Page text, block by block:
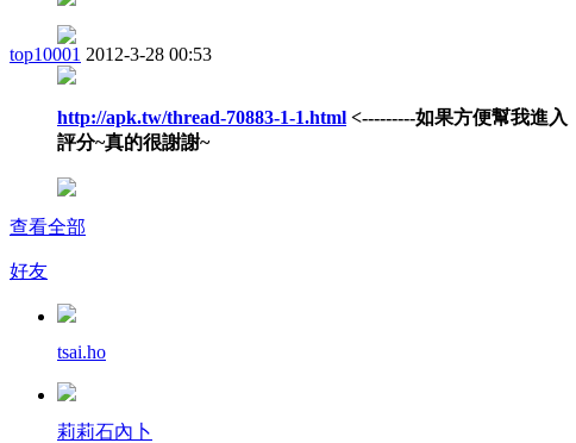
top10001 2012-3-28 00:53
http://apk.tw/thread-70883-1-1.html <---------如果方便幫我進入
評分~真的很謝謝~
查看全部
好友
tsai.ho
莉莉石內卜